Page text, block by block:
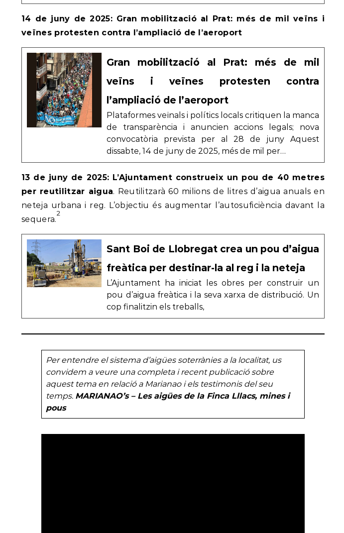
14 de juny de 2025: Gran mobilització al Prat: més de mil veïns i
veïnes protesten contra l’ampliació de l’aeroport
Gran mobilització al Prat: més de mil
veïns i veïnes protesten contra
l’ampliació de l’aeroport
Plataformes veïnals i polítics locals critiquen la manca
de transparència i anuncien accions legals; nova
convocatòria prevista per al 28 de juny Aquest
dissabte, 14 de juny de 2025, més de mil per…
13 de juny de 2025: L’Ajuntament construeix un pou de 40 metres
per reutilitzar aigua. Reutilitzarà 60 milions de litres d’aigua anuals en
neteja urbana i reg. L’objectiu és augmentar l’autosuficiència davant la
sequera.
2
Sant Boi de Llobregat crea un pou d’aigua
freàtica per destinar-la al reg i la neteja
L’Ajuntament ha iniciat les obres per construir un
pou d’aigua freàtica i la seva xarxa de distribució. Un
cop finalitzin els treballs,
Per entendre el sistema d’aigües soterrànies a la localitat, us
convidem a veure una completa i recent publicació sobre
aquest tema en relació a Marianao i els testimonis del seu
temps. MARIANAO’s – Les aigües de la Finca Lllacs, mines i
pous